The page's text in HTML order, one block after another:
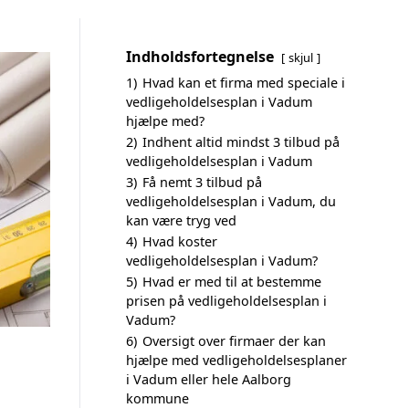
Indholdsfortegnelse skjul
1) Hvad kan et firma med speciale i
vedligeholdelsesplan i Vadum
hjælpe med?
2) Indhent altid mindst 3 tilbud på
vedligeholdelsesplan i Vadum
3) Få nemt 3 tilbud på
vedligeholdelsesplan i Vadum, du
kan være tryg ved
4) Hvad koster
vedligeholdelsesplan i Vadum?
5) Hvad er med til at bestemme
prisen på vedligeholdelsesplan i
Vadum?
6) Oversigt over firmaer der kan
hjælpe med vedligeholdelsesplaner
i Vadum eller hele Aalborg
kommune